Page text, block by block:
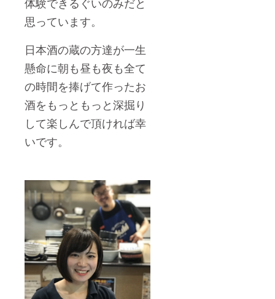
思っています。
日本酒の蔵の方達が一生
懸命に朝も昼も夜も全て
の時間を捧げて作ったお
酒をもっともっと深掘り
して楽しんで頂ければ幸
いです。